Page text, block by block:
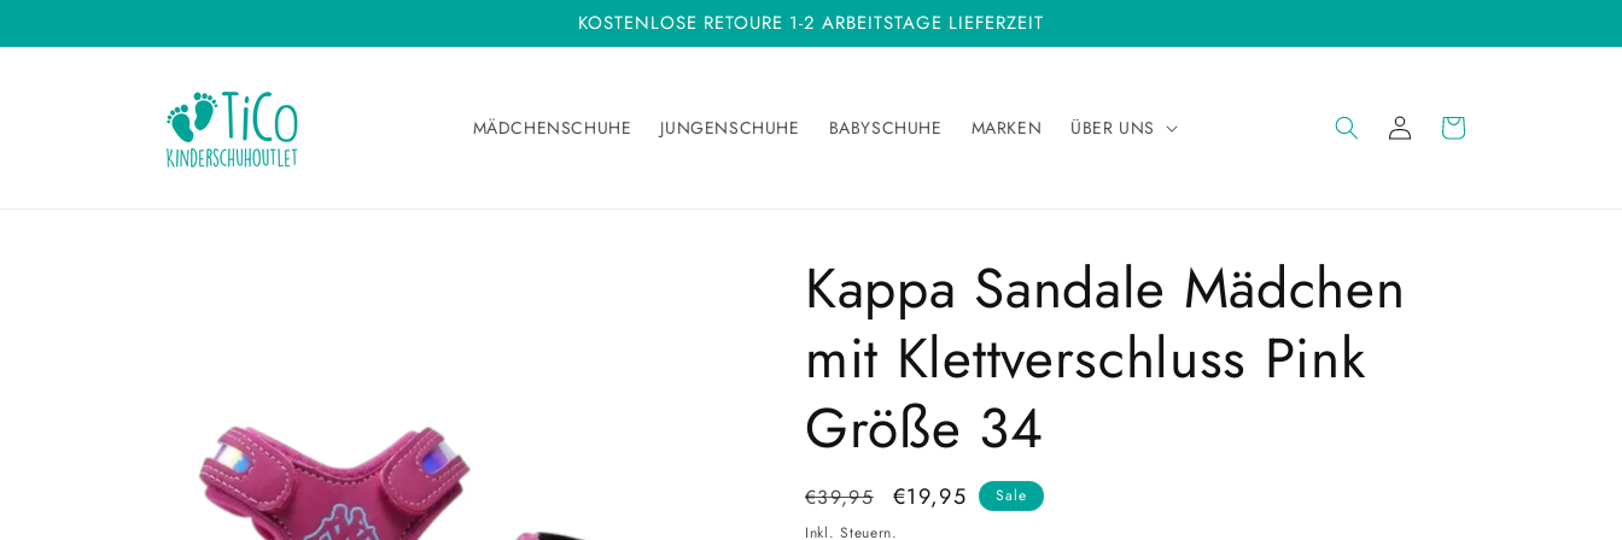
Inhalt
KOSTENLOSE RETOURE 1-2 ARBEITSTAGE LIEFERZEIT
MÄDCHENSCHUHE JUNGENSCHUHE BABYSCHUHE MARKEN ÜBER UNS EINLOGGEN
WARENKORB
Kappa Sandale Mädchen
mit Klettverschluss Pink
Größe 34
Normaler
Preis
€39,95 Verkaufspreis
€19,95
Sale
Inkl. Steuern.